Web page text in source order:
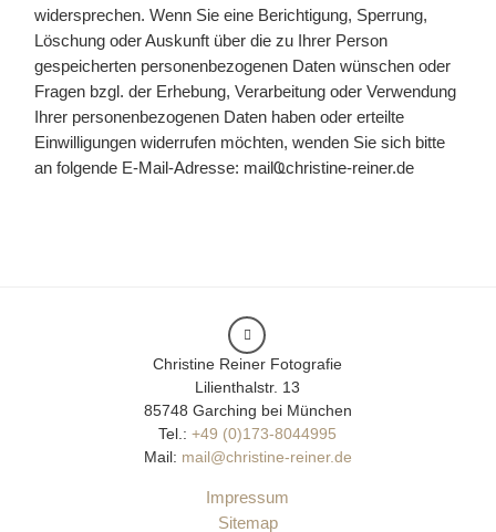
widersprechen. Wenn Sie eine Berichtigung, Sperrung,
Löschung oder Auskunft über die zu Ihrer Person
gespeicherten personenbezogenen Daten wünschen oder
Fragen bzgl. der Erhebung, Verarbeitung oder Verwendung
Ihrer personenbezogenen Daten haben oder erteilte
Einwilligungen widerrufen möchten, wenden Sie sich bitte
an folgende E-Mail-Adresse: mailҨchristine-reiner.de
Christine Reiner Fotografie
Lilienthalstr. 13
85748 Garching bei München
Tel.:+49 (0)173-8044995
Mail: mail@christine-reiner.de
Impressum
Sitemap